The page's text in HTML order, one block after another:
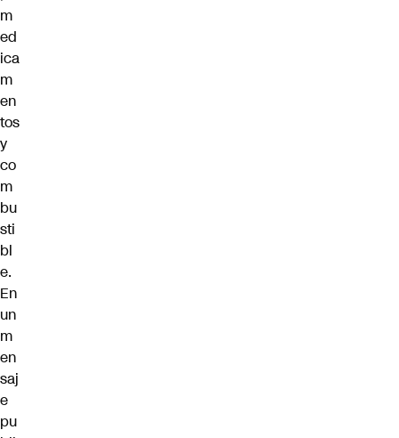
m
ed
ica
m
en
tos
y
co
m
bu
sti
bl
e.
En
un
m
en
saj
e
pu